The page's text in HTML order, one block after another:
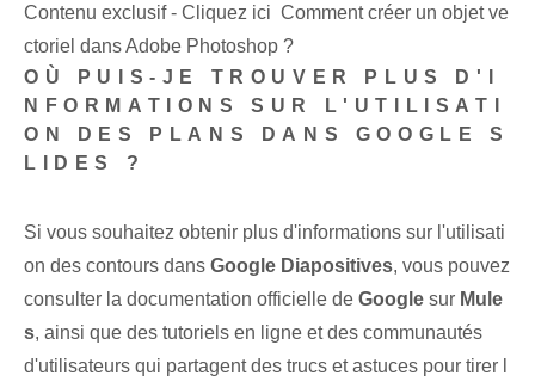
Contenu exclusif - Cliquez ici Comment créer un objet ve
ctoriel dans Adobe Photoshop ?
OÙ PUIS-JE TROUVER PLUS D'I
NFORMATIONS SUR L'UTILISATI
ON DES PLANS DANS GOOGLE S
LIDES ?
Si vous souhaitez obtenir plus d'informations sur l'utilisati
on des contours dans ‌ Google⁢ Diapositives, vous pouvez
consulter la documentation officielle de Google sur Mule
s, ainsi que des tutoriels en ligne et des communautés
d'utilisateurs qui partagent des trucs et astuces pour tirer l